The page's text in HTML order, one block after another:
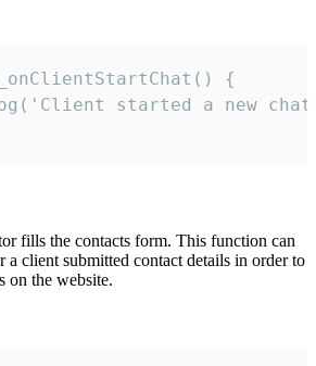
{
started a new
fills the contacts form. This function can
a client submitted contact details in order to
on the website.